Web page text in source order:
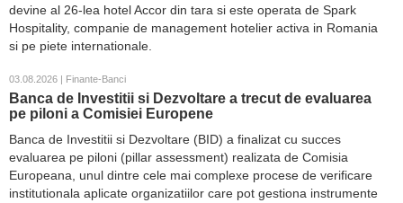
devine al 26-lea hotel Accor din tara si este operata de Spark
Hospitality, companie de management hotelier activa in Romania
si pe piete internationale.
03.08.2026 | Finante-Banci
Banca de Investitii si Dezvoltare a trecut de evaluarea
pe piloni a Comisiei Europene
Banca de Investitii si Dezvoltare (BID) a finalizat cu succes
evaluarea pe piloni (pillar assessment) realizata de Comisia
Europeana, unul dintre cele mai complexe procese de verificare
institutionala aplicate organizatiilor care pot gestiona instrumente